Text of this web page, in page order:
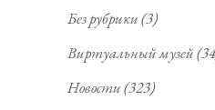
Без рубрики(3)
Виртуальный музей
Новости(323)